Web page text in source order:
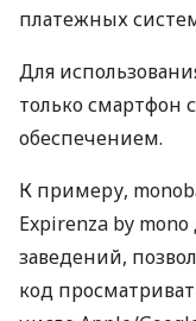
платежных
Для
только
обеспечением.
К примеру,
Expirenza by
заведений,
код